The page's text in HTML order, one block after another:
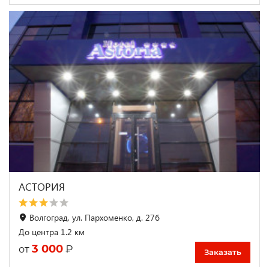
АСТОРИЯ
Волгоград, ул. Пархоменко, д. 27б
До центра 1.2 км
от 3 000 ₽ Заказать